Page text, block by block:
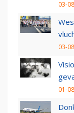
03-
03-
01-